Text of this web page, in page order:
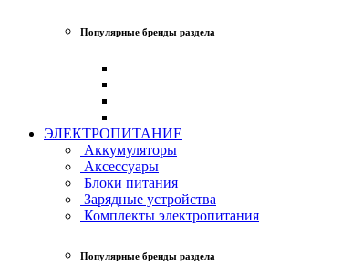
Популярные бренды раздела
ЭЛЕКТРОПИТАНИЕ
Аккумуляторы
Аксессуары
Блоки питания
Зарядные устройства
Комплекты электропитания
Популярные бренды раздела